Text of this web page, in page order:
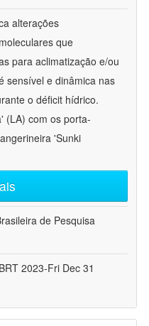
alterações
que
para aclimatização e/ou
sensível e dinâmica nas
o déficit hídrico.
(LA) com os porta-
'Sunki
de Pesquisa
2023-Fri Dec 31